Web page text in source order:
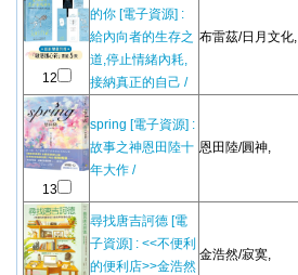
12
的你 [電子資源] :
給內向者的生存之
道,停止情緒內耗,
接納真正的自己 /
布雷茲/日月文化,
13
spring [電子資源] :
故事之神恩田陸十
年大作 /
恩田陸/圓神,
尋找唐吉訶德 [電
子資源] : <<不便利
的便利店>>金浩然
金浩然/寂寞,